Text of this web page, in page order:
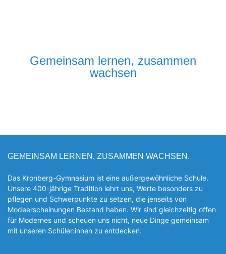
Gemeinsam lernen, zusammen
wachsen
GEMEINSAM LERNEN, ZUSAMMEN WACHSEN.
Das Kronberg-Gymnasium ist eine außergewöhnliche Schule.
Unsere 400-jährige Tradition lehrt uns, Werte besonders zu
pflegen und Schwerpunkte zu setzen, die jen­seits von
Modeerscheinungen Be­stand haben. Wir sind gleichzeitig offen
für Modernes und scheuen uns nicht, neue Dinge gemeinsam
mit unseren Schüler:innen zu entde­cken.